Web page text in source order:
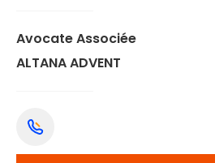
Avocate Associée
ALTANA ADVENT